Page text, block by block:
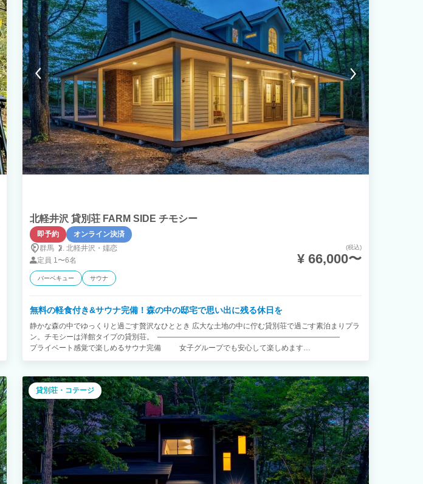
北軽井沢 貸別荘 FARM SIDE チモシー
即予約
オンライン決済
群馬
北軽井沢・ 嬬恋
定員 1〜6名
(税込)
¥ 66,000〜
バーベキュー サウナ
無料の軽食付き&サウナ完備！森の中の邸宅で思い出に残る休日を
静かな森の中でゆっくりと過ごす贅沢なひととき 広大な土地の中に佇む貸別荘で過ごす素泊まりプラ
ン。チモシーは洋館タイプの貸別荘。 ―――――――――――――――――――――――――
プライベート感覚で楽しめるサウナ完備 女子グループでも安心して楽しめます
いろいろ！ファミリーや自然を感じたい方におすすめです。 ※牧場への無断立ち入りは固くお断りし
ております 【チェックイン方法】 宿泊棟の入館方法につきましてそれぞれ異なります為、当館に到
着されましたらお電話にてご連絡頂きますようお願いいたします。 管理人が現地に伺い、開錠方法に
ついてご説明いたします。 0279-84-2085 【その他サービス】 ■料理 ・当社と「CROWD CHEF クラ
ウドシェフ」（出張シェフサービス）と業務提携をいたしました。 宿泊のご予約とは別にお客様から
直接「CROWD CHEF」へご予約、決済のお申込みをしていただくとご利用可能です。 非日常の空間
で、一流シェフの料理を是非ご堪能ください。 ※お客様とクラウドシェフでの契約となりますので、
施設側は一切の責任を負いかねます。 https://crowd-chef.com/ ・朝食は、コーヒーとパンをご用意さ
せていただきます。 コーヒーは、信州・御代田「SANGA COFFEE」のオリジナルブレンド、 パン
は、群馬県桐生で大正時代から続く「STYLE BREAD」の国産小麦をメインに使用したパンを主にご
貸別荘・コテージ